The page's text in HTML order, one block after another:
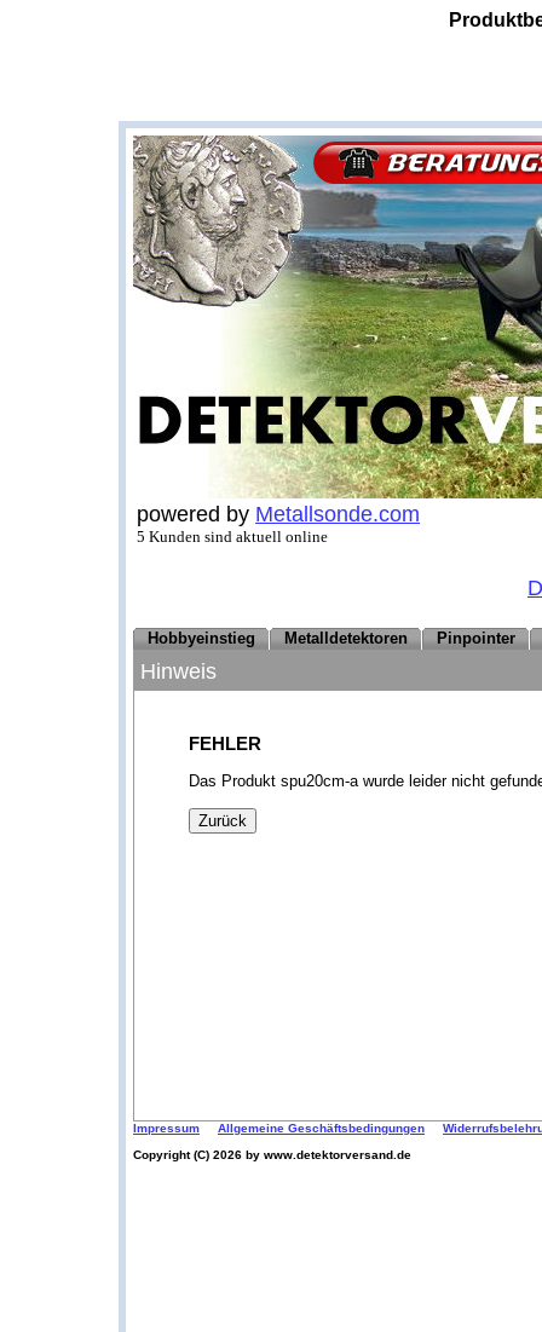
powered by Metallsonde.com
5 Kunden sind aktuell online
Hobbyeinstieg Metalldetektoren Pinpointer
Hinweis
FEHLER
Das Produkt spu20cm-a wurde leider nicht
Impressum Allgemeine Geschäftsbedingungen
Copyright (C) 2026 by www.detektorversand.de